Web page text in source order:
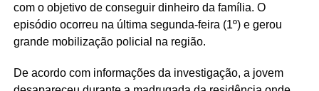
com o objetivo de conseguir dinheiro da família. O
episódio ocorreu na última segunda-feira (1º) e gerou
grande mobilização policial na região.
De acordo com informações da investigação, a jovem